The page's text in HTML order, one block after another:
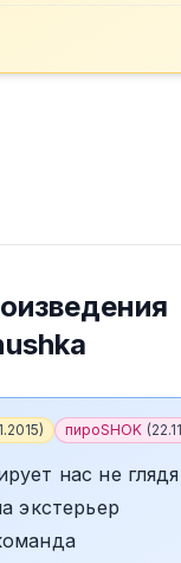
) пироSHOK (
нас не глядя
экстерьер